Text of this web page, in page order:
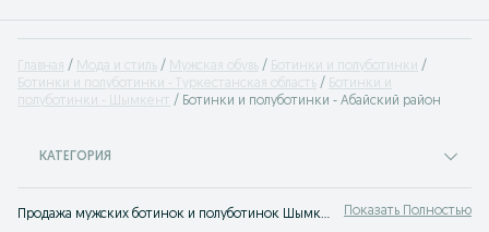
Главная Мода и стиль Мужская обувь
Ботинки и полуботинки
Ботинки и полуботинки - Туркестанская область
Ботинки и
полуботинки - Шымкент
Ботинки и полуботинки - Абайский район
КАТЕГОРИЯ
Продажа мужских ботинок и полуботинок Шымкент ⭐️ Спортивные мужские полуботинки по низкой цене ✔️ Заказать мужские ботинки на шнурках на OLX.kz. Показать Полностью